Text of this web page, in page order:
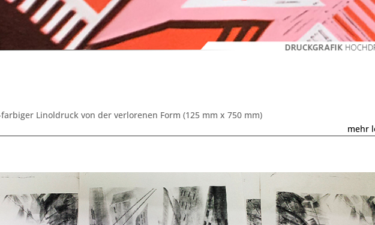
Linoldruck von der verlorenen Form (125 mm x 750 mm)
mehr